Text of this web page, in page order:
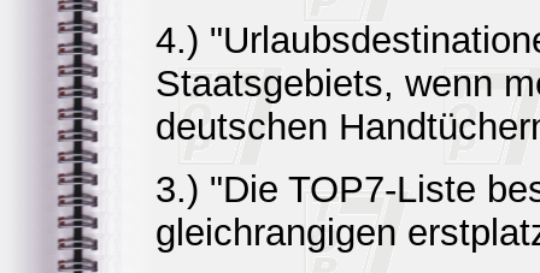
4.)
Staatsgebiets, wenn
deutschen
3.) "Die TOP7-Liste
gleichrangigen